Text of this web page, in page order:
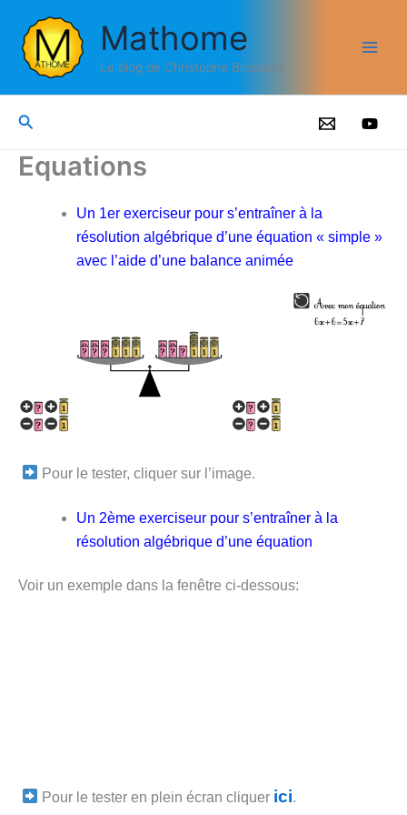
contenu
Mathome
Le blog de Christophe Brossard
Rechercher
Equations
Un 1er exerciseur pour s’entraîner à la
résolution algébrique d’une équation « simple »
avec l’aide d’une balance animée
Pour le tester, cliquer sur l’image.
Un 2ème exerciseur pour s’entraîner à la
résolution algébrique d’une équation
Voir un exemple dans la fenêtre ci-dessous:
Pour le tester en plein écran cliquer ici.